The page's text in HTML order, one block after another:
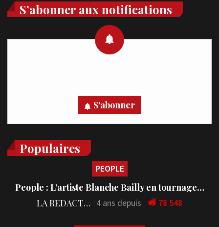
S’abonner aux notifications
S'abonner
Populaires
PEOPLE
People : L’artiste Blanche Bailly en tournage…
LA REDACTION 4 ans depuis 78 548